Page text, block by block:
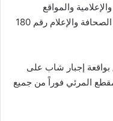
والمواقع
الإلكترونية الخاضعة لأحكام قانون تنظيم الصحافة والإعلام رقم 180
إجبار شاب على
المرئي فوراً من جميع